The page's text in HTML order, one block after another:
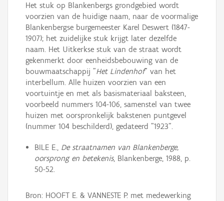
Het stuk op Blankenbergs grondgebied wordt
voorzien van de huidige naam, naar de voormalige
Blankenbergse burgemeester Karel Deswert (1847-
1907); het zuidelijke stuk krijgt later dezelfde
naam. Het Uitkerkse stuk van de straat wordt
gekenmerkt door eenheidsbebouwing van de
bouwmaatschappij "Het Lindenhof" van het
interbellum. Alle huizen voorzien van een
voortuintje en met als basismateriaal baksteen,
voorbeeld nummers 104-106, samenstel van twee
huizen met oorspronkelijk bakstenen puntgevel
(nummer 104 beschilderd), gedateerd "1923".
BILE E., De straatnamen van Blankenberge,
oorsprong en betekenis, Blankenberge, 1988, p.
50-52.
Bron: HOOFT E. & VANNESTE P. met medewerking